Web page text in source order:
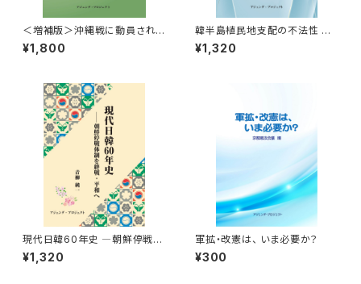
＜増補版＞沖縄戦に動員された
朝鮮人 ―軍人・軍属を中心に
して―
¥1,800
韓半島植民地支配の不法性 —
大韓帝国中立宣言と「不法強
占」—
¥1,320
現代日韓60年史 ―朝鮮停戦体
制を終戦・平和へ
¥1,320
軍拡・改憲は、 いま必要か？
¥300